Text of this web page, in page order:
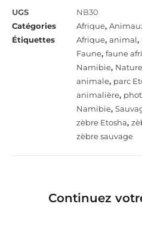
UGS
NB30
Catégories
Afrique,
Étiquettes
Afrique, animal,
Faune, faune
Namibie, Nature
animale, parc
animalière,
Namibie,
zèbre Etosha,
zèbre sauvage
Continuez